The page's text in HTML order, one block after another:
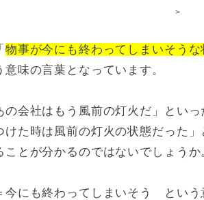
>
物事が今にも終わってしまいそう
意味の言葉となっています。
の会社はもう風前の灯火だ」とい
けた時は風前の灯火の状態だった
ことが分かるのではないでしょうか
今にも終わってしまいそう とい